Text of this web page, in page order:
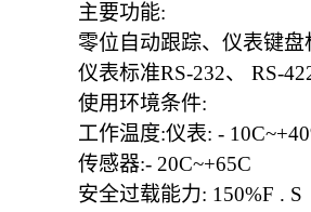
主要功能:
零位自动跟踪、仪表键
仪表标准RS-232、 RS-
使用环境条件:
工作温度:仪表: -
传感器:- 20C~+65C
安全过载能力: 150%F . S